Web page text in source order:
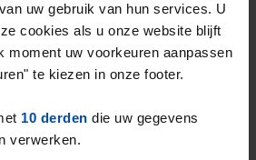
uw gebruik van hun services. U
cookies als u onze website blijft
moment uw voorkeuren aanpassen
te kiezen in onze footer.
10 derden die uw gegevens
verwerken.
Watertuin € 1.289